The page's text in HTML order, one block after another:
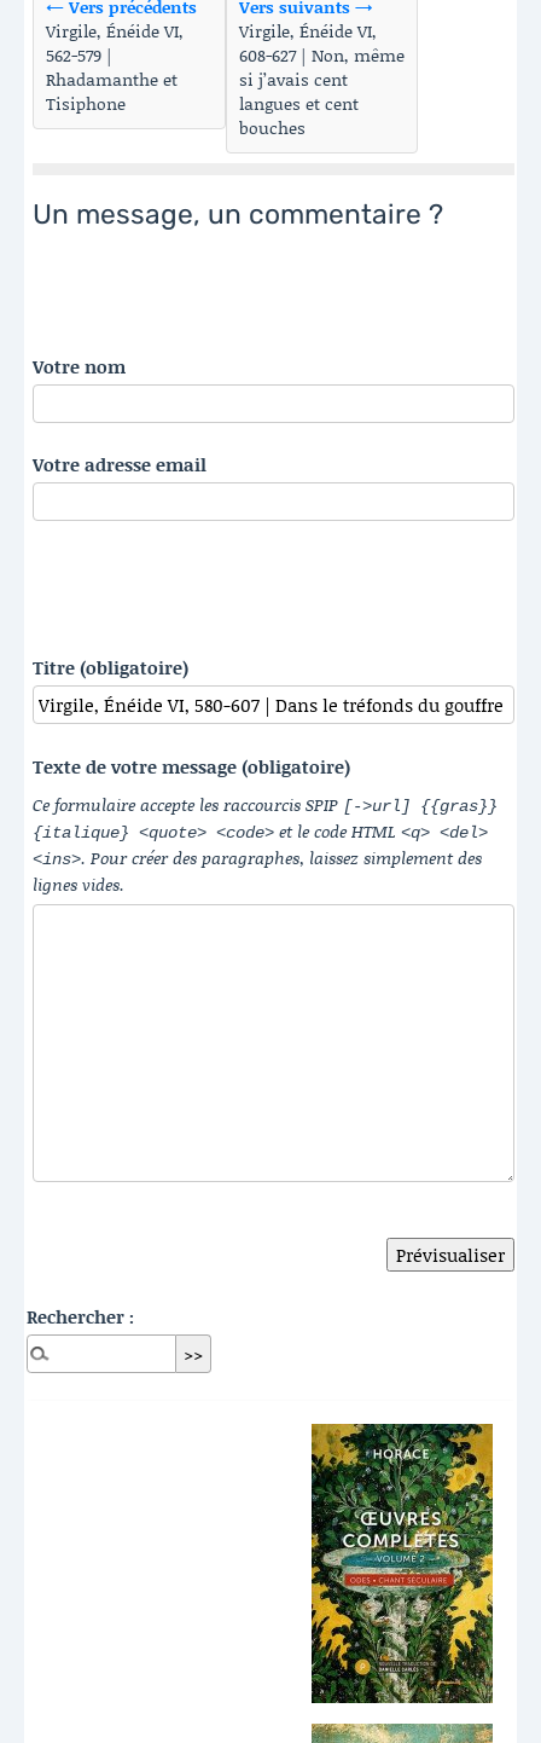
← Vers précédents
Virgile, Énéide VI,
562-579 |
Rhadamanthe et
Tisiphone
Vers suivants →
Virgile, Énéide VI,
608-627 | Non, même
si j’avais cent
langues et cent
bouches
Un message, un commentaire ?
Votre nom
Votre adresse email
Titre (obligatoire)
Texte de votre message (obligatoire)
Ce formulaire accepte les raccourcis SPIP [->url] {{gras}}
{italique} <quote> <code> et le code HTML <q> <del>
<ins>. Pour créer des paragraphes, laissez simplement des
lignes vides.
Rechercher :
Dernières publications